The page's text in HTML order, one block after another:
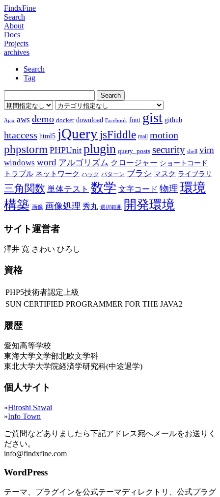
FindxFine
Search
About
Docs
Projects
archives
Search
Tag
Ajax aws demo docker download Facebook font gist github
htaccess html5 jQuery jsFiddle mail motion
phpstorm PHPUnit plugin query_posts security shell vim
windows word アルゴリズム クロージャー ショートコード
トラブル ネットワーク ハック パターン ブラシ マスク ライブラリ
三角関数 単体テスト 数学 文字コード 物理 環境
構築 画像 画像処理 秀丸 選択範囲 開発環境
サイト運営者
澤井 寛 さわい ひろし
資格
PHP5技術者認定上級
SUN CERTIFIED PROGRAMMER FOR THE JAVA2
履歴
愛知高等学校
東海大学文学部北欧文学科
東北大学大学院経済学研究科(中途退学)
個人サイト
»Hiroshi Sawai
»Info Town
ご質問などありましたら下記アドレス宛へメールをお送りく
ださい。
info@findxfine.com
WordPress
テーマ、プラグインを公式テーマディレクトリ、公式プラグ